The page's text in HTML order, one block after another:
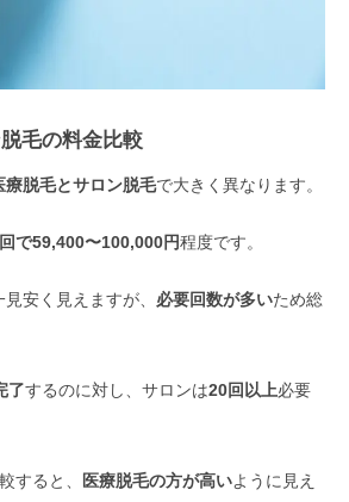
毛の料金比較
療脱毛とサロン脱毛で大きく異なります。
で59,400〜100,000円程度です。
安く見えますが、 必要回数が多いため総
了するのに対し、サロンは20回以上必要
すると、 医療脱毛の方が高いように見え